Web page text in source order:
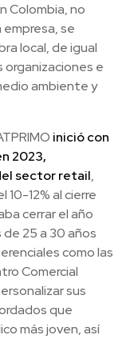
Colombia, no
se
local, de igual
organizaciones e
ambiente y
inició con
2023,
sector retail,
12% al cierre
cerrar el año
25 a 30 años
como las
Comercial
sus
que
más joven, así